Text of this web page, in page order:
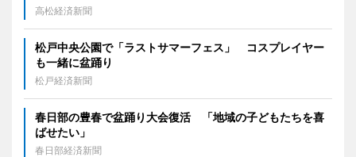
高松経済新聞
松戸中央公園で「ラストサマーフェス」 コスプレイヤー
も一緒に盆踊り
松戸経済新聞
春日部の豊春で盆踊り大会復活 「地域の子どもたちを喜
ばせたい」
春日部経済新聞